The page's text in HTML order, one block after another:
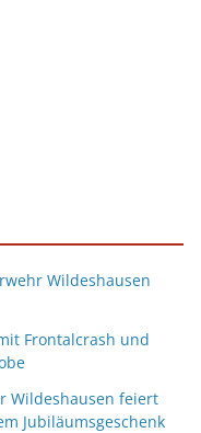
Wildeshausen
Frontalcrash und
Wildeshausen feiert
Jubiläumsgeschenk